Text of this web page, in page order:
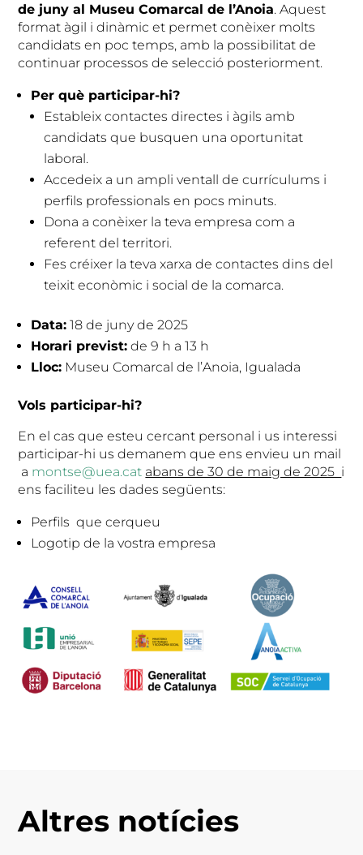
de juny al Museu Comarcal de l’Anoia. Aquest
format àgil i dinàmic et permet conèixer molts
candidats en poc temps, amb la possibilitat de
continuar processos de selecció posteriorment.
Per què participar-hi?
Estableix contactes directes i àgils amb
candidats que busquen una oportunitat
laboral.
Accedeix a un ampli ventall de currículums i
perfils professionals en pocs minuts.
Dona a conèixer la teva empresa com a
referent del territori.
Fes créixer la teva xarxa de contactes dins del
teixit econòmic i social de la comarca.
Data: 18 de juny de 2025
Horari previst: de 9 h a 13 h
Lloc: Museu Comarcal de l’Anoia, Igualada
Vols participar-hi?
En el cas que esteu cercant personal i us interessi
participar-hi us demanem que ens envieu un mail
a montse@uea.cat abans de 30 de maig de 2025 i
ens faciliteu les dades següents:
Perfils que cerqueu
Logotip de la vostra empresa
Altres notícies